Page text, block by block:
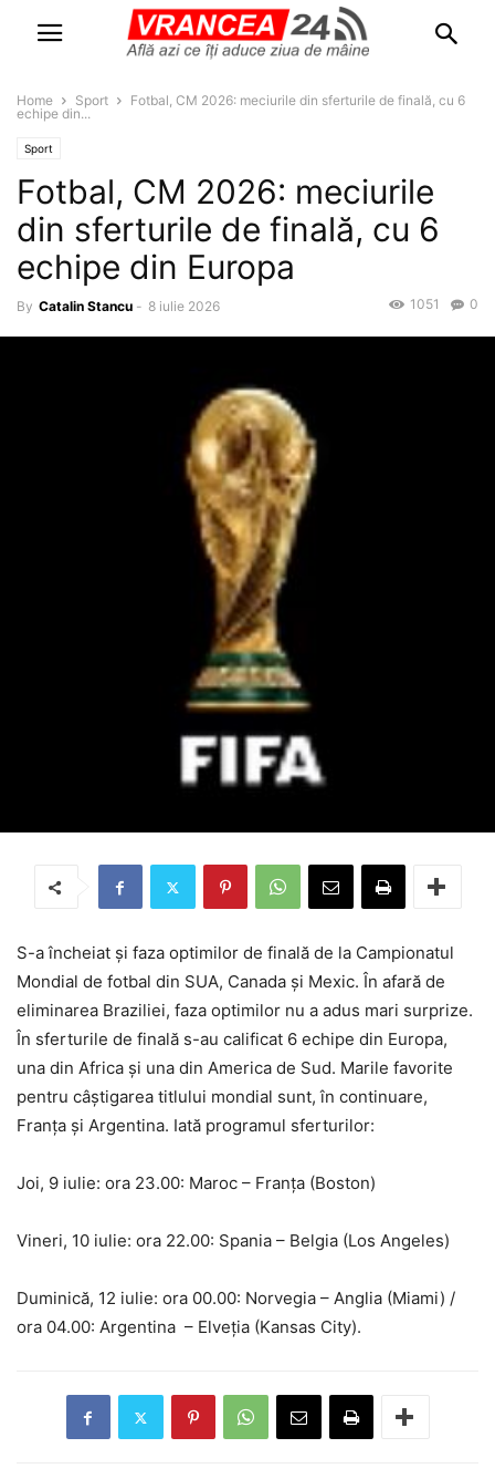
Home Sport
Fotbal, CM 2026: meciurile din sferturile de finală, cu 6
echipe din...
Sport
Fotbal, CM 2026: meciurile
din sferturile de finală, cu 6
echipe din Europa
By Catalin Stancu - 8 iulie 2026 0
1051
S-a încheiat și faza optimilor de finală de la Campionatul
Mondial de fotbal din SUA, Canada și Mexic. În afară de
eliminarea Braziliei, faza optimilor nu a adus mari surprize.
În sferturile de finală s-au calificat 6 echipe din Europa,
una din Africa și una din America de Sud. Marile favorite
pentru câștigarea titlului mondial sunt, în continuare,
Franța și Argentina. Iată programul sferturilor:
Joi, 9 iulie: ora 23.00: Maroc – Franţa (Boston)
Vineri, 10 iulie: ora 22.00: Spania – Belgia (Los Angeles)
Duminică, 12 iulie: ora 00.00: Norvegia – Anglia (Miami) /
ora 04.00: Argentina – Elveţia (Kansas City).